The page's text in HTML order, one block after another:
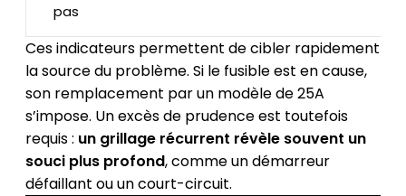
pas
Ces indicateurs permettent de cibler rapidement
la source du problème. Si le fusible est en cause,
son remplacement par un modèle de 25A
s’impose. Un excès de prudence est toutefois
requis : un grillage récurrent révèle souvent un
souci plus profond, comme un démarreur
défaillant ou un court-circuit.